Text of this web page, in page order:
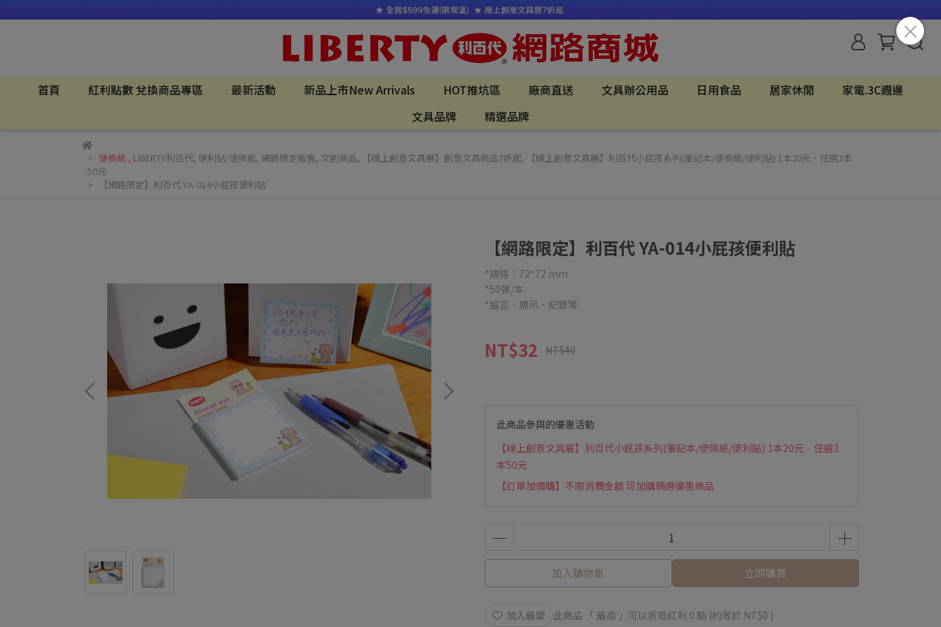
首頁 紅利點數 兌換商品專區 最新活動 新品上市New Arrivals HOT推坑區 廠商直送 文具辦公用品 日用食品 居家休閒
家電.3C週邊
文具品牌
精選品牌
便條紙 , LIBERTY利百代, 便利貼/便條紙, 網路限定販售, 文創商品, 【線上創意文具展】創意文具商品7折起,
【線上創意文具展】利百代小屁孩系列(筆記本/便條紙/便利貼) 1本20元．任選3本
50元
【網路限定】利百代 YA-014小屁孩便利貼
【網路限定】利百代 YA-014小屁孩便利貼
*規格：72*72 mm
*50張/本
*留言、標示、紀錄等
NT$32 NT$40
此商品參與的優惠活動
【線上創意文具展】利百代小屁孩系列(筆記本/便條紙/便利貼) 1本20元．任選3
本50元
【訂單加價購】不限消費金額 可加購精選優惠商品
加入購物車 立即購買
加入最愛 此商品 「 最高 」可以折抵紅利 0 點 (約等於 NT$0 )